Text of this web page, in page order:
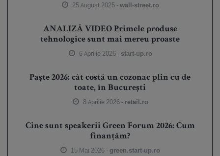
25 August 2025 -wall-street.ro
ANALIZĂ VIDEO Primele produse
tehnologice sunt mai mereu proaste
6 Aprilie 2026 - start-up.ro
Paște 2026: cât costă un cozonac plin cu de
toate, în București
8 Aprilie 2026 - retail.ro
Cine sunt speakerii Green Forum 2026: Cum
finanțăm?
15 Mai 2026 - green.start-up.ro